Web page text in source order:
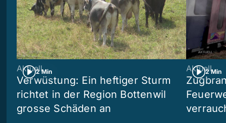
2 Min
Aktuell
Verwüstung: Ein heftiger Sturm
richtet in der Region Bottenwil
grosse Schäden an
2 Min
Aktuell